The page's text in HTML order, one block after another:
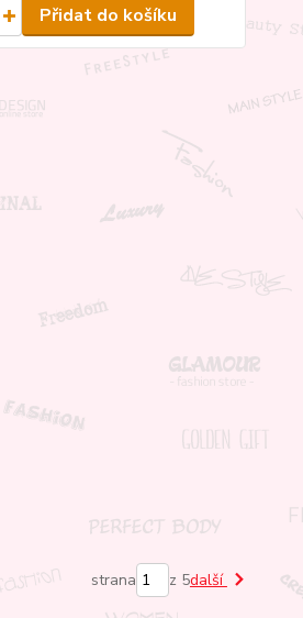
Přidat do košíku
strana z 5další